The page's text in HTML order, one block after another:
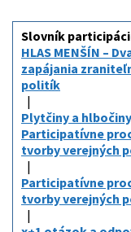
Slovník
HLAS MENŠÍN –
zapájania
politík
Plytčiny a
Participatívne
tvorby verejných
Participatívne
tvorby verejných